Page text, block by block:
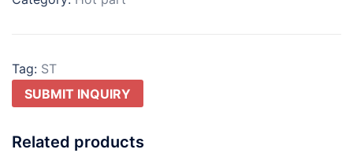
Tag: ST
SUBMIT INQUIRY
Related products